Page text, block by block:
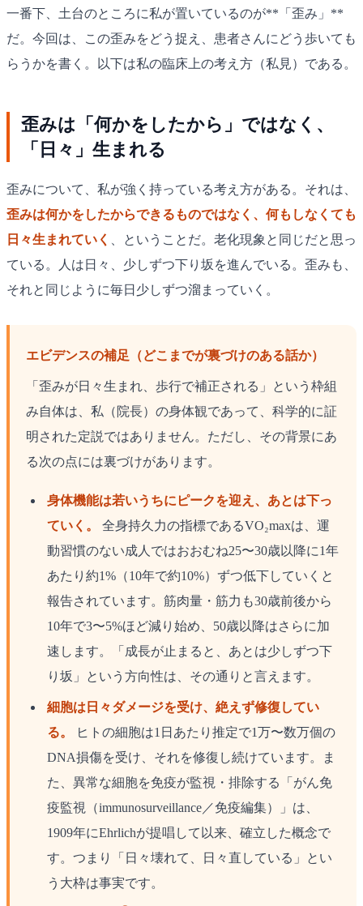
一番下、土台のところに私が置いているのが**「歪み」**
だ。今回は、この歪みをどう捉え、患者さんにどう歩いても
らうかを書く。以下は私の臨床上の考え方（私見）である。
歪みは「何かをしたから」ではなく、
「日々」生まれる
歪みについて、私が強く持っている考え方がある。それは、
歪みは何かをしたからできるものではなく、何もしなくても
日々生まれていく
、ということだ。老化現象と同じだと思っ
ている。人は日々、少しずつ下り坂を進んでいる。歪みも、
それと同じように毎日少しずつ溜まっていく。
エビデンスの補足（どこまでが裏づけのある話か）
「歪みが日々生まれ、歩行で補正される」という枠組
み自体は、私（院長）の身体観であって、科学的に証
明された定説ではありません。ただし、その背景にあ
る次の点には裏づけがあります。
身体機能は若いうちにピークを迎え、あとは下っ
ていく。
全身持久力の指標であるVO₂maxは、運
動習慣のない成人ではおおむね25〜30歳以降に1年
あたり約1%（10年で約10%）ずつ低下していくと
報告されています。筋肉量・筋力も30歳前後から
10年で3〜5%ほど減り始め、50歳以降はさらに加
速します。「成長が止まると、あとは少しずつ下
り坂」という方向性は、その通りと言えます。
細胞は日々ダメージを受け、絶えず修復してい
る。
ヒトの細胞は1日あたり推定で1万〜数万個の
DNA損傷を受け、それを修復し続けています。ま
た、異常な細胞を免疫が監視・排除する「がん免
疫監視（immunosurveillance／免疫編集）」は、
1909年にEhrlichが提唱して以来、確立した概念で
す。つまり「日々壊れて、日々直している」とい
う大枠は事実です。